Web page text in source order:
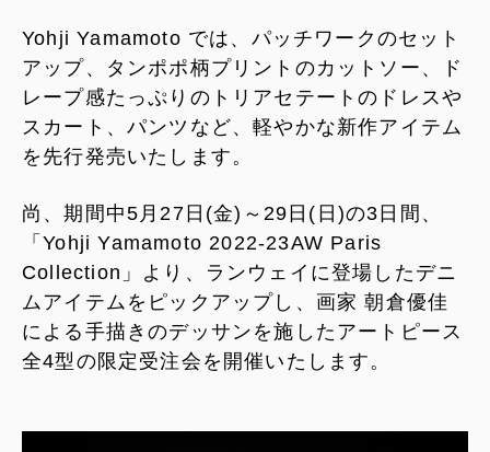
Yohji Yamamoto では、パッチワークのセット
アップ、タンポポ柄プリントのカットソー、ド
レープ感たっぷりのトリアセテートのドレスや
スカート、パンツなど、軽やかな新作アイテム
を先行発売いたします。
尚、期間中5月27日(金)～29日(日)の3日間、
「Yohji Yamamoto 2022-23AW Paris
Collection」より、ランウェイに登場したデニ
ムアイテムをピックアップし、画家 朝倉優佳
による手描きのデッサンを施したアートピース
全4型の限定受注会を開催いたします。